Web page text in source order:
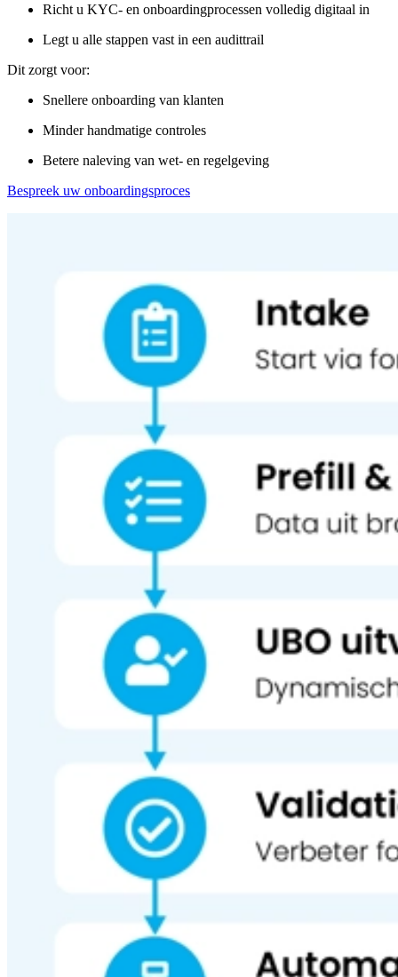
Richt u KYC- en onboardingprocessen volledig digitaal in
Legt u alle stappen vast in een audittrail
Dit zorgt voor:
Snellere onboarding van klanten
Minder handmatige controles
Betere naleving van wet- en regelgeving
Bespreek uw onboardingsproces